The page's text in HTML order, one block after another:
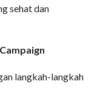
sehat dan
langkah-langkah